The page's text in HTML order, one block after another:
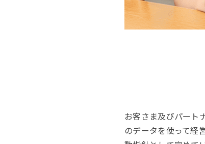
お客さま及びパート
のデータを使って経